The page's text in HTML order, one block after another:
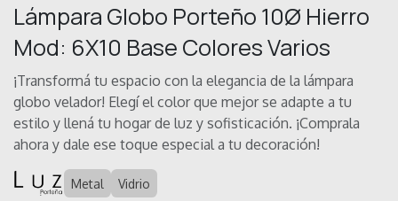
Lámpara Globo Porteño 10Ø Hierro
Mod: 6X10 Base Colores Varios
¡Transformá tu espacio con la elegancia de la lámpara
globo velador! Elegí el color que mejor se adapte a tu
estilo y llená tu hogar de luz y sofisticación. ¡Comprala
ahora y dale ese toque especial a tu decoración!
Metal Vidrio